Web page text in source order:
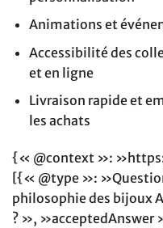
Animations et
Accessibilité des
et en ligne
Livraison rapide et
les achats
{« @context »:
[{« @type »:
philosophie des bijoux
? », »acceptedAnswer